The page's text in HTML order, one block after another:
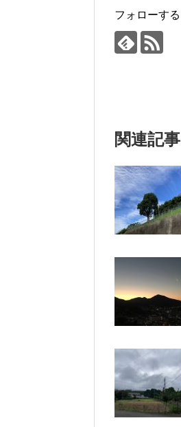
フォローする
関連記事